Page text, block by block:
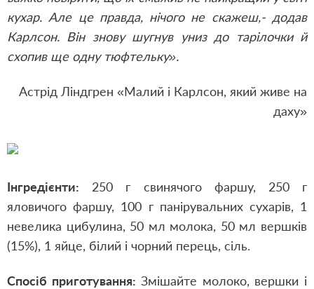
кухар. Але це правда, нічого не скажеш,- додав
Карлсон. Він знову шугнув униз до тарілочки й
схопив ще одну тюфтельку».
Астрід Ліндгрен «Малий і Карлсон, який живе на
даху»
Інгредієнти: 250 г свинячого фаршу, 250 г
яловичого фаршу, 100 г панірувальних сухарів, 1
невелика цибулина, 50 мл молока, 50 мл вершків
(15%), 1 яйце, білий і чорний перець, сіль.
Спосіб приготування: Змішайте молоко, вершки і